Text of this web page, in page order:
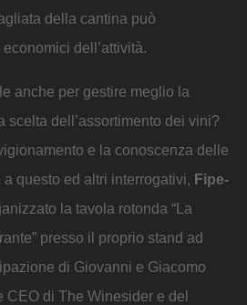
della cantina può
dell’attività.
anche per gestire meglio la
scelta dell’assortimento dei vini?
e la conoscenza delle
questo ed altri interrogativi, Fipe-
la tavola rotonda “La
presso il proprio stand ad
di Giovanni e Giacomo
CEO di The Winesider e del